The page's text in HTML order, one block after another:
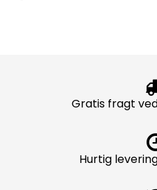
Gratis fragt
Hurtig